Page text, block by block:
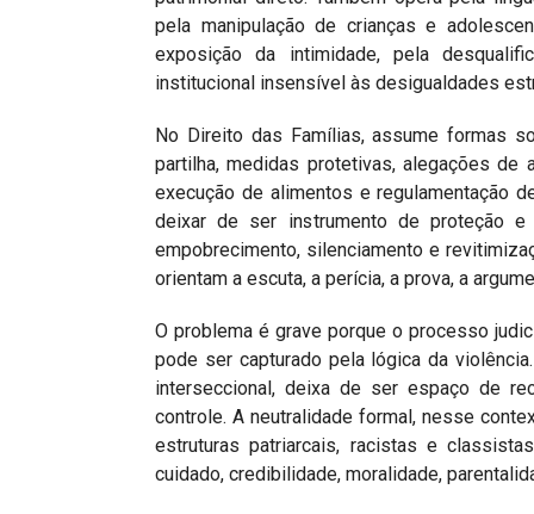
pela manipulação de crianças e
exposição da intimidade, pela
institucional insensível às desigualdades
No Direito das Famílias, assume formas
partilha, medidas protetivas, alegações de
execução de alimentos e regulamentação
deixar de ser instrumento de proteção e
empobrecimento, silenciamento e
orientam a escuta, a perícia, a prova, a
O problema é grave porque o processo
pode ser capturado pela lógica da
interseccional, deixa de ser espaço de
controle. A neutralidade formal, nesse
estruturas patriarcais, racistas e
cuidado, credibilidade, moralidade,